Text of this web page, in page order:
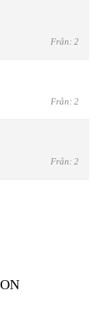
Från: 2
Från: 2
Från: 2